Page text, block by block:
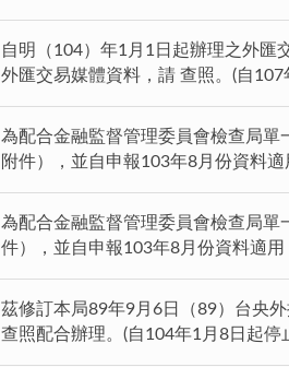
自明（104）年1月1日起辦理之外匯
外匯交易媒體資料，請 查照。(自
為配合金融監督管理委員會檢查局
附件），並自申報103年8月份資料適
為配合金融監督管理委員會檢查局
件），並自申報103年8月份資料適用
茲修訂本局89年9月6日（89）台央
查照配合辦理。(自104年1月8日起停